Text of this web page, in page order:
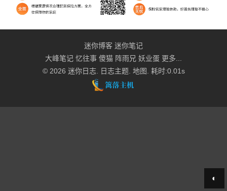
迷你博客 迷你笔记
大峰笔记 忆往事 傻猫 阵雨兄 妖业蛋 更多...
© 2026 迷你日志. 日志主题. 地图 . 耗时:0.01s
◐